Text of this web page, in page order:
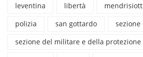
leventina
libertà
polizia
san gottardo
sezione del militare e della